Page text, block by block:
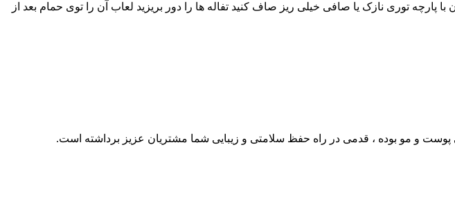
جوشانده شود بعد از خنک شدن با پارچه توری نازک یا صافی خیلی ریز صاف کنید تفاله ها را دور بریزید لعاب آن را توی حمام بعد از